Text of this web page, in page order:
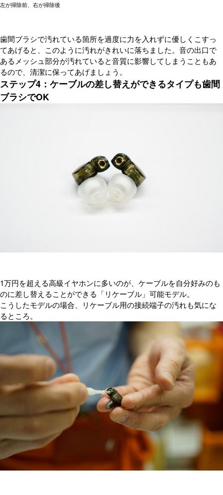
左が掃除前、右が掃除後
歯間ブラシで汚れている箇所を過度に力を入れずに優しくこすっ
てあげると、このように汚れがきれいに落ちました。音の出口で
あるメッシュ部分が汚れていると音質に影響してしまうこともあ
るので、清潔に保ってあげましょう。
ステップ4：ケーブルの差し替えができるタイプも歯間
ブラシでOK
1万円を超える高級イヤホンに多いのが、ケーブルを自分好みのも
のに差し替えることができる「リケーブル」可能モデル。
こうしたモデルの場合、リケーブル用の接続端子の汚れも気にな
るところ。